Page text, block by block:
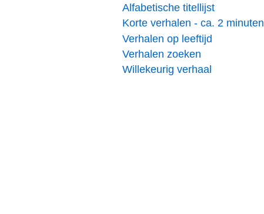
Alfabetische titellijst
Korte verhalen - ca. 2 minuten
Verhalen op leeftijd
Verhalen zoeken
Willekeurig verhaal